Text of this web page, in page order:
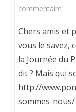
y
R.
1.
commentaire
seul
à
Chers amis et
vous le savez,
la Journée du
dit ? Mais qui
http://
sommes-